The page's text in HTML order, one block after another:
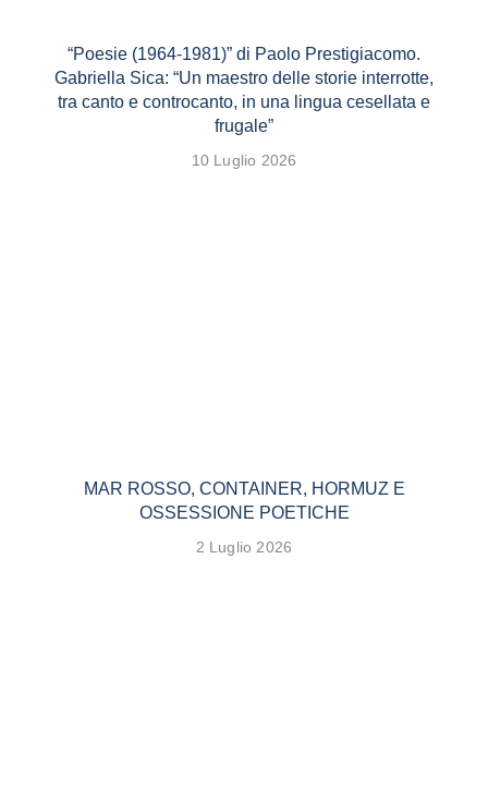
“Poesie (1964-1981)” di Paolo Prestigiacomo.
Gabriella Sica: “Un maestro delle storie interrotte,
tra canto e controcanto, in una lingua cesellata e
frugale”
10 Luglio 2026
MAR ROSSO, CONTAINER, HORMUZ E
OSSESSIONE POETICHE
2 Luglio 2026